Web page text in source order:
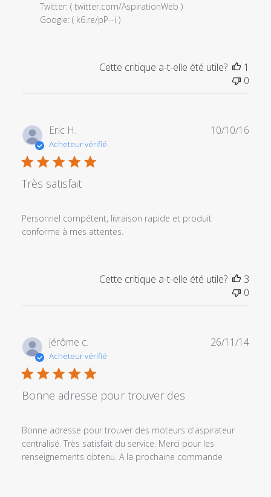
propriétaire
personnalisé
le
Sun
Jun
09
Twitter: ( twitter.com/AspirationWeb )
Google: ( k6.re/pP--i )
Cette critique a-t-elle été utile?
1
0
Eric H.
Acheteur vérifié
Très satisfait
Personnel compétent, livraison rapide et produit
conforme à mes attentes.
10/10/16
Cette critique a-t-elle été utile?
3
0
jérôme c.
Acheteur vérifié
Bonne adresse pour trouver des
Bonne adresse pour trouver des moteurs d'aspirateur
centralisé. Très satisfait du service. Merci pour les
renseignements obtenu. A la prochaine commande
Date
26/11/14